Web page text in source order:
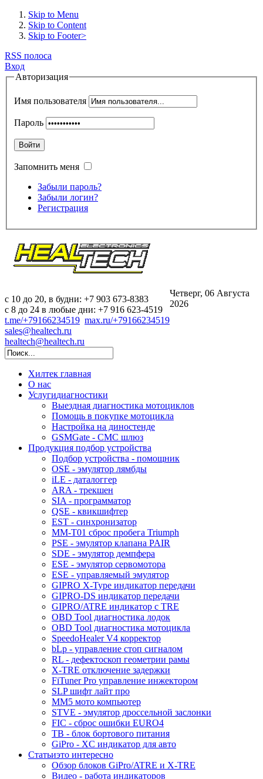
Skip to Menu
Skip to Content
Skip to Footer>
RSS полоса
Вход
Авторизация
Имя пользователя
Пароль
Войти
Запомнить меня
Забыли пароль?
Забыли логин?
Регистрация
c 10 до 20, в будни: +7 903 673-8383
с 8 до 24 в любые дни: +7 916 623-4519
t.me/+79166234519 max.ru/+79166234519
sales@healtech.ru
healtech@healtech.ru
Четверг, 06 Августа
2026
Хилтек главная
О нас
Услугидиагностики
Выездная диагностика мотоциклов
Помощь в покупке мотоцикла
Настройка на диностенде
GSMGate - СМС шлюз
Продукция подбор устройства
Подбор устройства - помощник
OSE - эмулятор лямбды
iLE - даталоггер
ARA - трекшен
SIA - программатор
QSE - квикшифтер
EST - синхронизатор
MM-T01 сброс пробега Triumph
PSE - эмулятор клапана PAIR
SDE - эмулятор демпфера
ESE - эмулятор сервомотора
ESE - управляемый эмулятор
GIPRO X-Type индикатор передачи
GIPRO-DS индикатор передачи
GIPRO/ATRE индикатор с TRE
OBD Tool диагностика лодок
OBD Tool диагностика мотоцикла
SpeedoHealer V4 корректор
bLp - управление стоп сигналом
RL - дефектоскоп геометрии рамы
X-TRE отключение задержки
FiTuner Pro управление инжектором
SLP шифт лайт про
MM5 мото компьютер
STVE - эмулятор дроссельной заслонки
FIC - сброс ошибки EURO4
TB - блок бортового питания
GiPro - XC индикатор для авто
Статьиэто интересно
Обзор блоков GiPro/ATRE и X-TRE
Видео - работа индикаторов